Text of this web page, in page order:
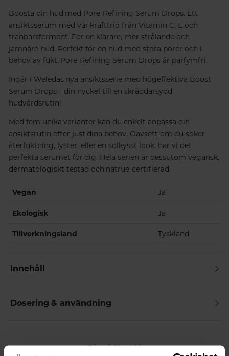
Boosta din hud med Pore-Refining Serum Drops. Ett
ansiktsserum med vår krafttrio från Vitamin C, E och
tranbärsferment. För en klarare, mer strålande och
jämnare hud. Perfekt för en hud med stora porer och i
behov av fukt. Pore-Refining Serum Drops är parfymfri.
Ingår i Weledas nya ansiktsserie med högeffektiva Boost
Serum Drops – din nyckel till en skräddarsydd
hudvårdsrutin!
Med fem unika varianter kan du enkelt anpassa din
ansiktsrutin efter just dina behov. Oavsett om du söker
återfuktning, lyster, eller en solkysst look, har vi det
perfekta serumet för dig. Hela serien är dessutom vegansk,
dermatologiskt testad och natrue-certifierad.
Vegan Ja
Ekologisk Ja
Tillverkningsland Tyskland
Innehåll
Dosering & användning
Får vi föreslå